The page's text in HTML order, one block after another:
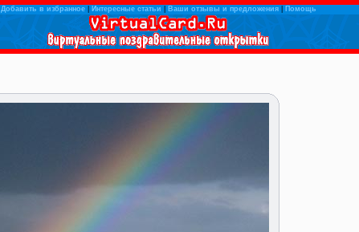
Добавить в избранное| Интересные статьи Ваши отзывы и предложения| Помощь